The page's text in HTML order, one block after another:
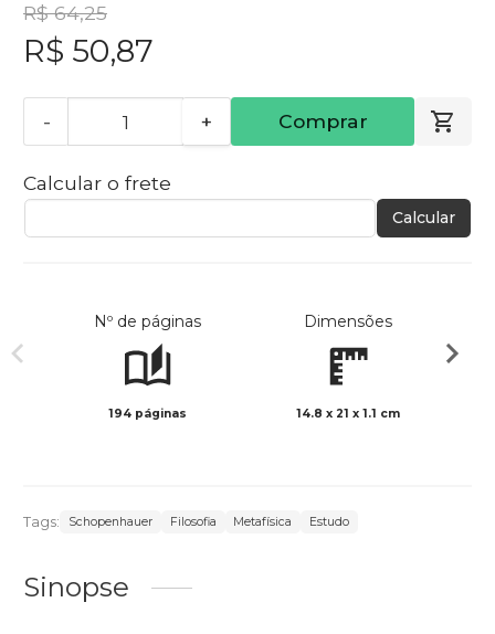
R$ 64,25
R$ 50,87
- + Comprar
Calcular o frete
Calcular
Nº de páginas
194 páginas
Dimensões
14.8 x 21 x 1.1 cm
Tags: Schopenhauer Filosofia Metafísica Estudo
Sinopse